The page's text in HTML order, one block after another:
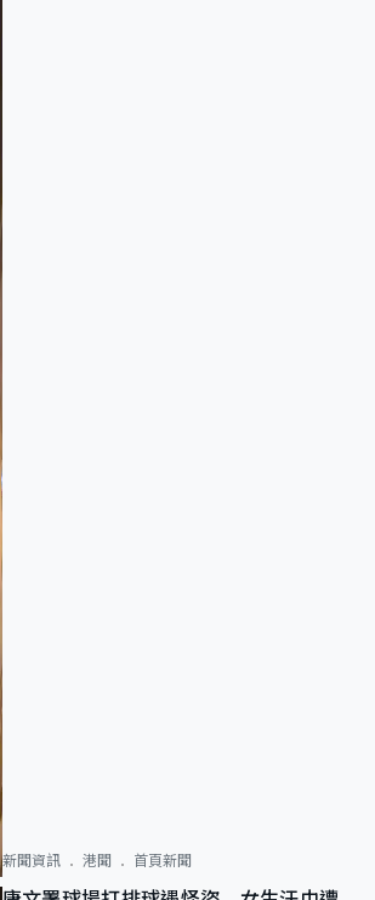
新聞資訊 港聞 首頁新聞